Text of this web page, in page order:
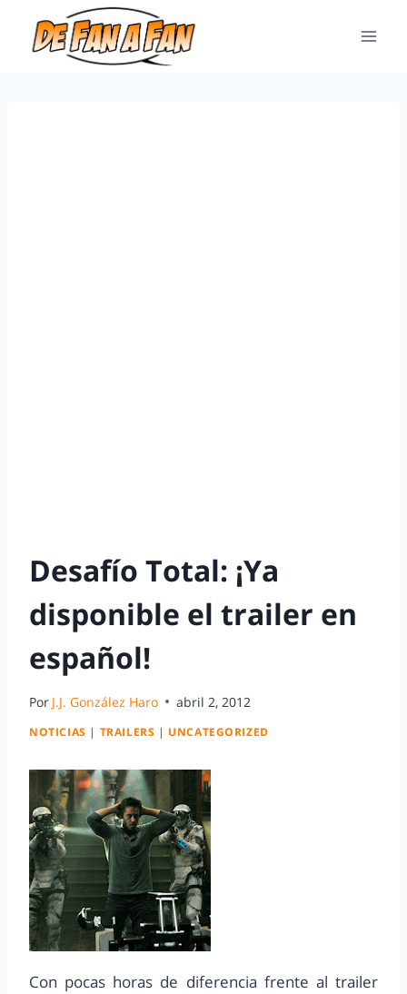
Desafío Total: ¡Ya
disponible el trailer en
español!
Por J.J. González Haro abril 2, 2012
NOTICIAS | TRAILERS | UNCATEGORIZED
Con pocas horas de diferencia frente al trailer